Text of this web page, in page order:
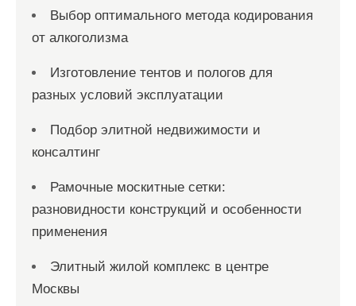
Выбор оптимального метода кодирования
от алкоголизма
Изготовление тентов и пологов для
разных условий эксплуатации
Подбор элитной недвижимости и
консалтинг
Рамочные москитные сетки:
разновидности конструкций и особенности
применения
Элитный жилой комплекс в центре
Москвы